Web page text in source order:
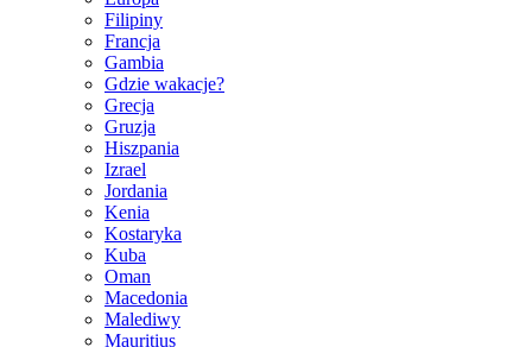
Filipiny
Francja
Gambia
Gdzie wakacje?
Grecja
Gruzja
Hiszpania
Izrael
Jordania
Kenia
Kostaryka
Kuba
Oman
Macedonia
Malediwy
Mauritius